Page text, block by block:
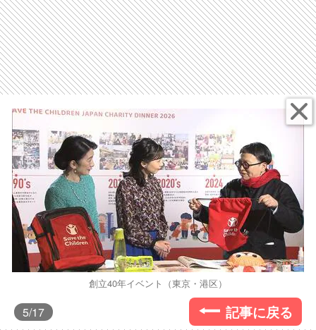
創立40年イベント（東京・港区）
5/17 記事に戻る